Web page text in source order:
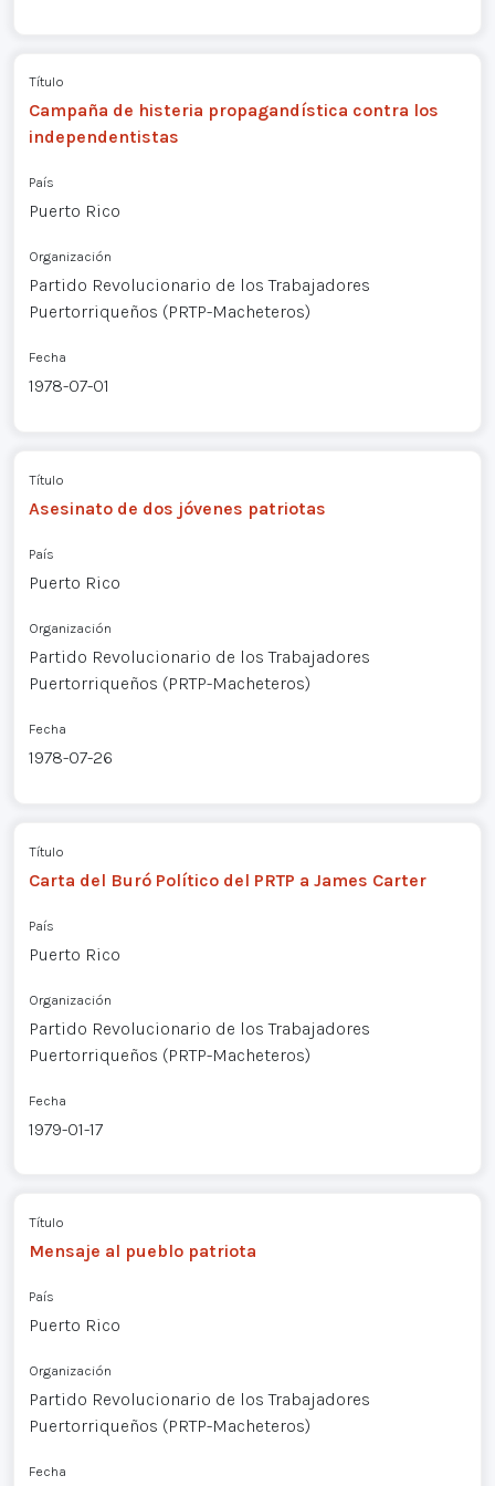
Título
Campaña de histeria propagandística contra los
independentistas
País
Puerto Rico
Organización
Partido Revolucionario de los Trabajadores
Puertorriqueños (PRTP-Macheteros)
Fecha
1978-07-01
Título
Asesinato de dos jóvenes patriotas
País
Puerto Rico
Organización
Partido Revolucionario de los Trabajadores
Puertorriqueños (PRTP-Macheteros)
Fecha
1978-07-26
Título
Carta del Buró Político del PRTP a James Carter
País
Puerto Rico
Organización
Partido Revolucionario de los Trabajadores
Puertorriqueños (PRTP-Macheteros)
Fecha
1979-01-17
Título
Mensaje al pueblo patriota
País
Puerto Rico
Organización
Partido Revolucionario de los Trabajadores
Puertorriqueños (PRTP-Macheteros)
Fecha